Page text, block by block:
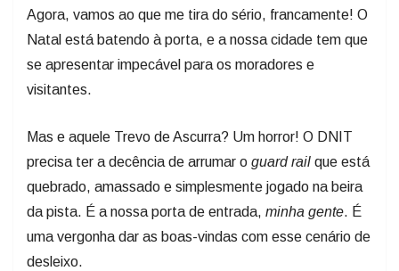
Agora, vamos ao que me tira do sério, francamente! O
Natal está batendo à porta, e a nossa cidade tem que
se apresentar impecável para os moradores e
visitantes.
Mas e aquele Trevo de Ascurra? Um horror! O DNIT
precisa ter a decência de arrumar o guard rail que está
quebrado, amassado e simplesmente jogado na beira
da pista. É a nossa porta de entrada, minha gente. É
uma vergonha dar as boas-vindas com esse cenário de
desleixo.